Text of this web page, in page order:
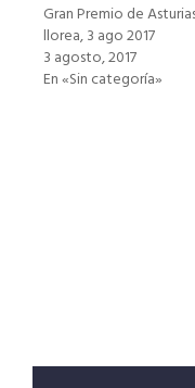
Gran Premio de
llorea, 3 ago 2017
3 agosto, 2017
En «Sin categoría»